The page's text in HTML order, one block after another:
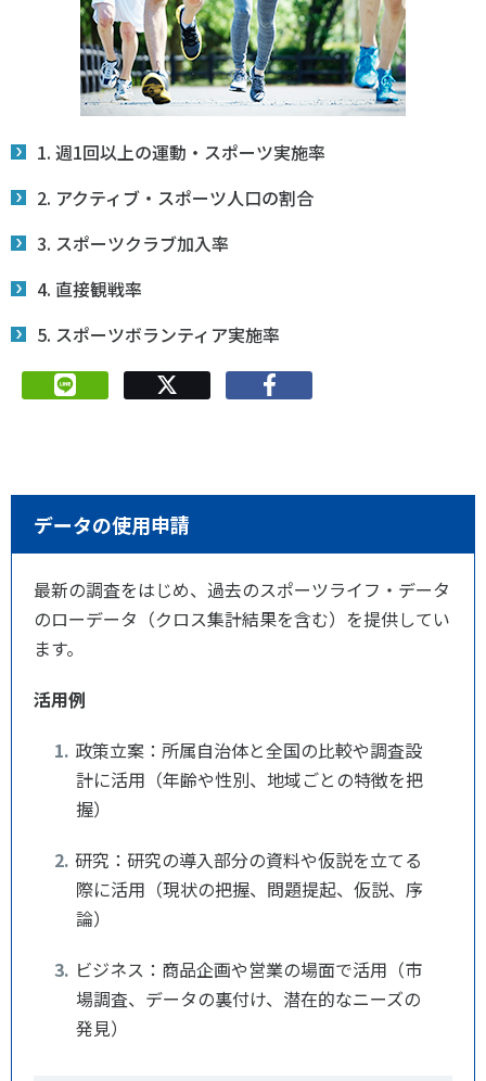
1. 週1回以上の運動・スポーツ実施率
2. アクティブ・スポーツ人口の割合
3. スポーツクラブ加入率
4. 直接観戦率
5. スポーツボランティア実施率
データの使用申請
最新の調査をはじめ、過去のスポーツライフ・データ
のローデータ（クロス集計結果を含む）を提供してい
ます。
活用例
政策立案：所属自治体と全国の比較や調査設
計に活用（年齢や性別、地域ごとの特徴を把
握）
研究：研究の導入部分の資料や仮説を立てる
際に活用（現状の把握、問題提起、仮説、序
論）
ビジネス：商品企画や営業の場面で活用（市
場調査、データの裏付け、潜在的なニーズの
発見）